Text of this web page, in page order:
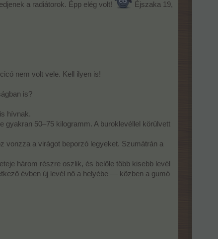
a radiátorok. Épp elég volt!
Éjszaka 19,
nem volt vele. Kell ilyen is!
is?
hívnak.
gyakran 50–75 kilogramm. A buroklevéllel körülvett
vonzza a virágot beporzó legyeket. Szumátrán a
három részre oszlik, és belőle több kisebb levél
évben új levél nő a helyébe — közben a gumó